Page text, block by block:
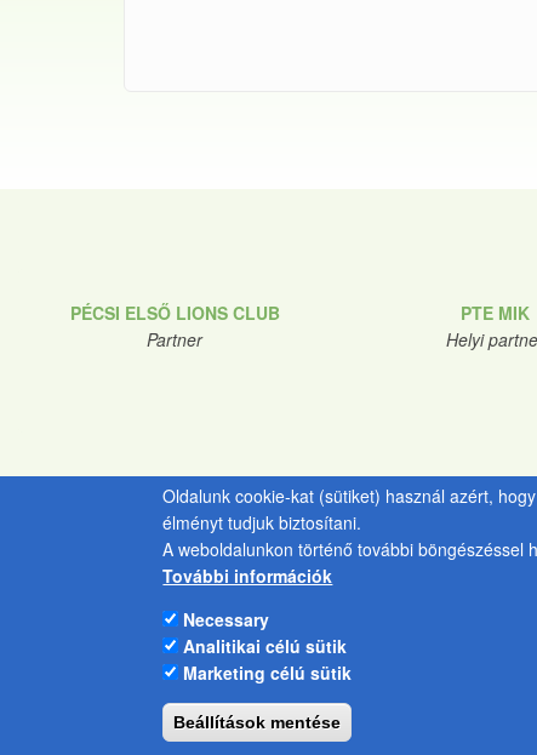
PÉCSI ELSŐ LIONS CLUB
Partner
PTE MIK
Helyi
Oldalunk cookie-kat (sütiket) használ azért,
élményt tudjuk biztosítani.
A weboldalunkon történő további böngészéssel
További információk
Necessary
Analitikai célú sütik
Marketing célú sütik
Beállítások mentése